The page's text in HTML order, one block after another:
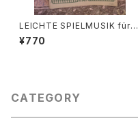
LEICHTE SPIELMUSIK für V
iola da gamba Basso conti
nuo【著者：Schenk, Marais】
¥770
CATEGORY